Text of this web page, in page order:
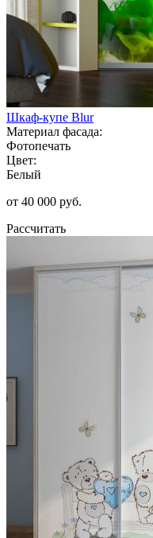
Шкаф-купе Blur
Материал фасада:
Фотопечать
Цвет:
Белый
от 40 000 руб.
Рассчитать